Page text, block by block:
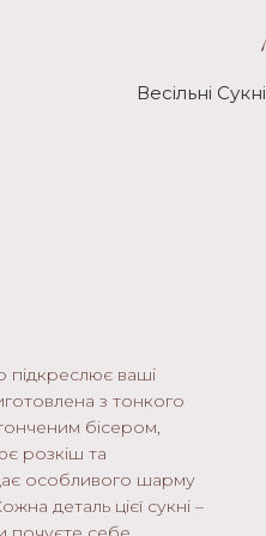
Весільні Сукні
підкреслює ваші
з тонкого
бісером,
розкіш та
особливого шарму
деталь цієї сукні –